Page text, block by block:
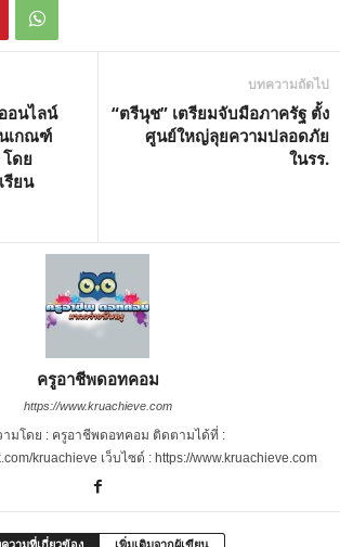
อนไลน์
นเกณฑ์
โดย
รียน
บทความถัดไป
“ตรีนุช” เตรียมจับมือภาครัฐ ตั้ง
ศูนย์ใหญ่ลุยความปลอดภัย
ในรร.
ครูอาชีพดอทคอม
https://www.kruachieve.com
มโดย : ครูอาชีพดอทคอม ติดตามได้ที่ :
kruachieve เว็บไซต์ : https://www.kruachieve.com
วามที่เกี่ยวข้อง เพิ่มเติมจากผู้เขียน